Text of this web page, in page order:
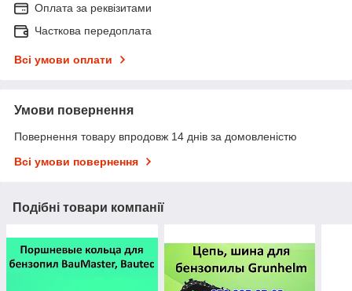
Оплата за реквізитами
Часткова передоплата
Всі умови оплати
Умови повернення
Повернення товару впродовж 14 днів за домовленістю
Всі умови повернення
Подібні товари компанії